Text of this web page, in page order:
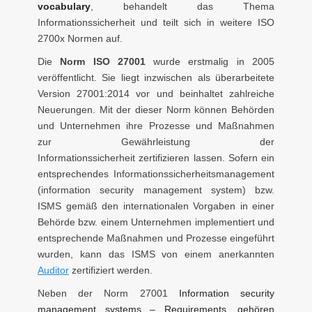
vocabulary, behandelt das Thema
Informationssicherheit und teilt sich in weitere ISO
2700x Normen auf.
Die Norm ISO 27001wurde erstmalig in 2005
veröffentlicht. Sie liegt inzwischen als überarbeitete
Version 27001:2014 vor und beinhaltet zahlreiche
Neuerungen. Mit der dieser Norm können Behörden
und Unternehmen ihre Prozesse und Maßnahmen
zur Gewährleistung der
Informationssicherheit zertifizieren lassen. Sofern ein
entsprechendes Informationssicherheitsmanagement
(information security management system) bzw.
ISMS gemäß den internationalen Vorgaben in einer
Behörde bzw. einem Unternehmen implementiert und
entsprechende Maßnahmen und Prozesse eingeführt
wurden, kann das ISMS von einem anerkannten
Auditor zertifiziert werden.
Neben der Norm 27001 Information security
management systems – Requirements, gehören